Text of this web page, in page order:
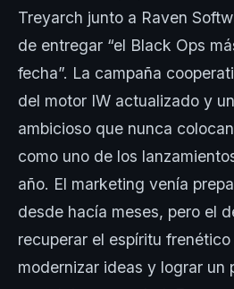
Treyarch junto a Raven
de entregar “el Black Ops
fecha”. La campaña
del motor IW actualizado y
ambicioso que nunca
como uno de los
año. El marketing venía
desde hacía meses, pero el
recuperar el espíritu
modernizar ideas y lograr un